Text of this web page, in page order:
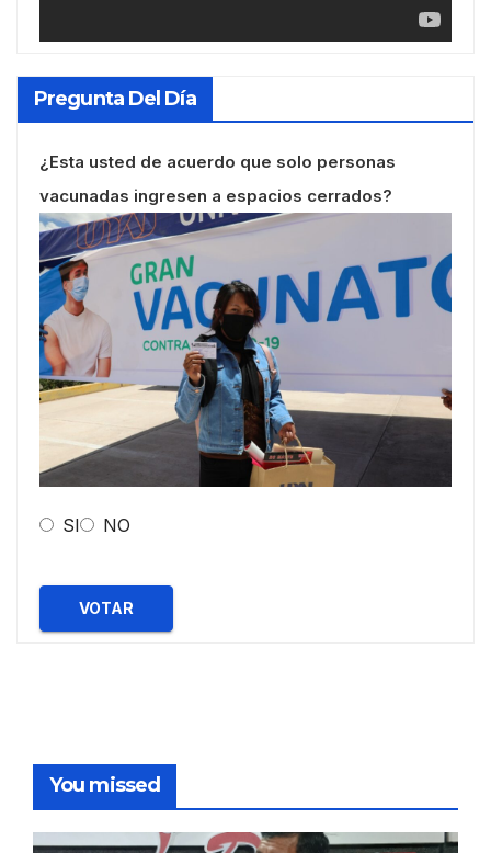
Pregunta Del Día
¿Esta usted de acuerdo que solo personas
vacunadas ingresen a espacios cerrados?
SI NO
VOTAR
You missed